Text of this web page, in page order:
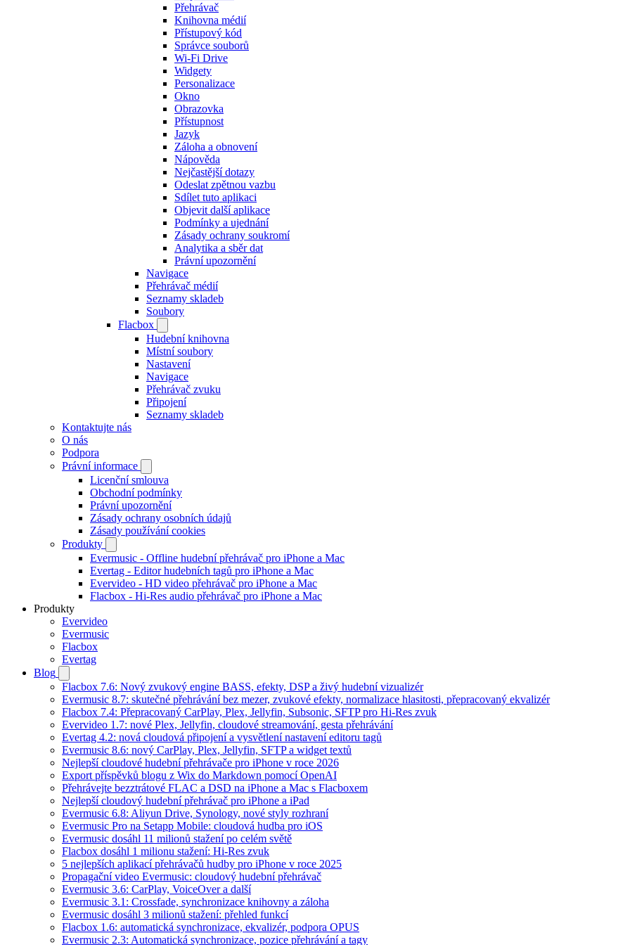
Přehrávač
Knihovna médií
Přístupový kód
Správce souborů
Wi-Fi Drive
Widgety
Personalizace
Okno
Obrazovka
Přístupnost
Jazyk
Záloha a obnovení
Nápověda
Nejčastější dotazy
Odeslat zpětnou vazbu
Sdílet tuto aplikaci
Objevit další aplikace
Podmínky a ujednání
Zásady ochrany soukromí
Analytika a sběr dat
Právní upozornění
Navigace
Přehrávač médií
Seznamy skladeb
Soubory
Flacbox
Hudební knihovna
Místní soubory
Nastavení
Navigace
Přehrávač zvuku
Připojení
Seznamy skladeb
Kontaktujte nás
O nás
Podpora
Právní informace
Licenční smlouva
Obchodní podmínky
Právní upozornění
Zásady ochrany osobních údajů
Zásady používání cookies
Produkty
Evermusic - Offline hudební přehrávač pro iPhone a Mac
Evertag - Editor hudebních tagů pro iPhone a Mac
Evervideo - HD video přehrávač pro iPhone a Mac
Flacbox - Hi-Res audio přehrávač pro iPhone a Mac
Produkty
Evervideo
Evermusic
Flacbox
Evertag
Blog
Flacbox 7.6: Nový zvukový engine BASS, efekty, DSP a živý hudební vizualizér
Evermusic 8.7: skutečné přehrávání bez mezer, zvukové efekty, normalizace hlasitosti, přepracovaný ekvalizér
Flacbox 7.4: Přepracovaný CarPlay, Plex, Jellyfin, Subsonic, SFTP pro Hi-Res zvuk
Evervideo 1.7: nové Plex, Jellyfin, cloudové streamování, gesta přehrávání
Evertag 4.2: nová cloudová připojení a vysvětlení nastavení editoru tagů
Evermusic 8.6: nový CarPlay, Plex, Jellyfin, SFTP a widget textů
Nejlepší cloudové hudební přehrávače pro iPhone v roce 2026
Export příspěvků blogu z Wix do Markdown pomocí OpenAI
Přehrávejte bezztrátové FLAC a DSD na iPhone a Mac s Flacboxem
Nejlepší cloudový hudební přehrávač pro iPhone a iPad
Evermusic 6.8: Aliyun Drive, Synology, nové styly rozhraní
Evermusic Pro na Setapp Mobile: cloudová hudba pro iOS
Evermusic dosáhl 11 milionů stažení po celém světě
Flacbox dosáhl 1 milionu stažení: Hi-Res zvuk
5 nejlepších aplikací přehrávačů hudby pro iPhone v roce 2025
Propagační video Evermusic: cloudový hudební přehrávač
Evermusic 3.6: CarPlay, VoiceOver a další
Evermusic 3.1: Crossfade, synchronizace knihovny a záloha
Evermusic dosáhl 3 milionů stažení: přehled funkcí
Flacbox 1.6: automatická synchronizace, ekvalizér, podpora OPUS
Evermusic 2.3: Automatická synchronizace, pozice přehrávání a tagy